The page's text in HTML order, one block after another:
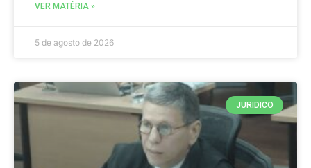
VER MATÉRIA »
5 de agosto de 2026
JURIDICO